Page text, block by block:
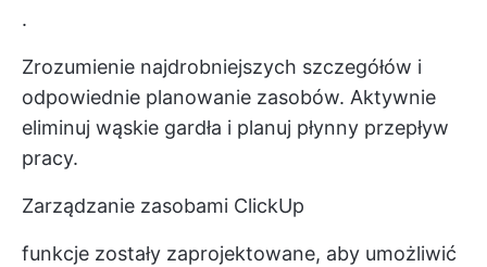
.
Zrozumienie najdrobniejszych szczegółów i
odpowiednie planowanie zasobów. Aktywnie
eliminuj wąskie gardła i planuj płynny przepływ
pracy.
Zarządzanie zasobami ClickUp
funkcje zostały zaprojektowane, aby umożliwić